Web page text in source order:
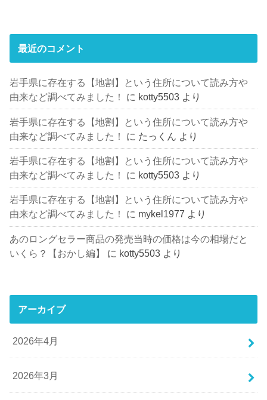
最近のコメント
岩手県に存在する【地割】という住所について読み方や
由来など調べてみました！
に kotty5503 より
岩手県に存在する【地割】という住所について読み方や
由来など調べてみました！
に たっくん より
岩手県に存在する【地割】という住所について読み方や
由来など調べてみました！
に kotty5503 より
岩手県に存在する【地割】という住所について読み方や
由来など調べてみました！
に mykel1977 より
あのロングセラー商品の発売当時の価格は今の相場だと
いくら？【おかし編】
に kotty5503 より
アーカイブ
2026年4月
2026年3月